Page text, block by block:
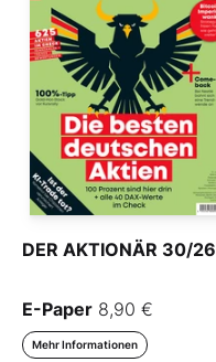
DER AKTIONÄR 30/26
E-Paper 8,90 €
Mehr Informationen